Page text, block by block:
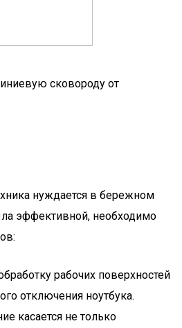
сковороду от
нуждается в бережном
эффективной, необходимо
рабочих поверхностей
отключения ноутбука.
касается не только